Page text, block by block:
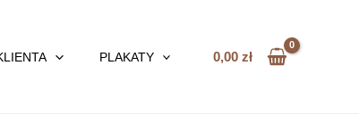
PLAKATY 0,00zł